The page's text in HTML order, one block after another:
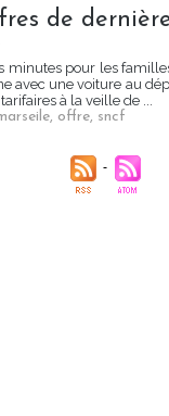
de
minutes pour les
avec une voiture au
à la veille de ...
, offre, sncf